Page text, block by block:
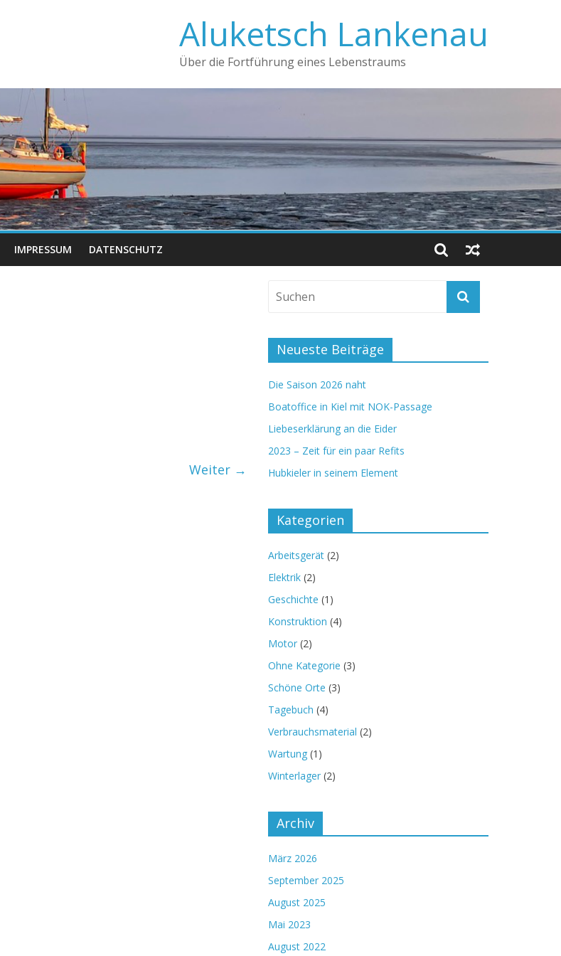
Aluketsch Lankenau
Über die Fortführung eines Lebenstraums
IMPRESSUM DATENSCHUTZ
Weiter →
Neueste Beiträge
Die Saison 2026 naht
Boatoffice in Kiel mit NOK-Passage
Liebeserklärung an die Eider
2023 – Zeit für ein paar Refits
Hubkieler in seinem Element
Kategorien
Arbeitsgerät (2)
Elektrik (2)
Geschichte (1)
Konstruktion (4)
Motor (2)
Ohne Kategorie (3)
Schöne Orte (3)
Tagebuch (4)
Verbrauchsmaterial (2)
Wartung (1)
Winterlager (2)
Archiv
März 2026
September 2025
August 2025
Mai 2023
August 2022